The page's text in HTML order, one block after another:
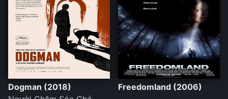
Dogman (2018)
Freedomland (2006)